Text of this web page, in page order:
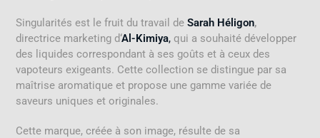
Singularités est le fruit du travail deSarah Héligon,
directrice marketing d‘Al-Kimiya, qui a souhaité développer
des liquides correspondant à ses goûts et à ceux des
vapoteurs exigeants. Cette collection se distingue par sa
maîtrise aromatique et propose une gamme variée de
saveurs uniques et originales.
Cette marque, créée à son image, résulte de sa